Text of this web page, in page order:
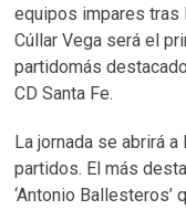
equipos impares tras
Cúllar Vega será el
partidomás
CD Santa Fe.
La jornada se abrirá
partidos. El más
‘Antonio Ballesteros’